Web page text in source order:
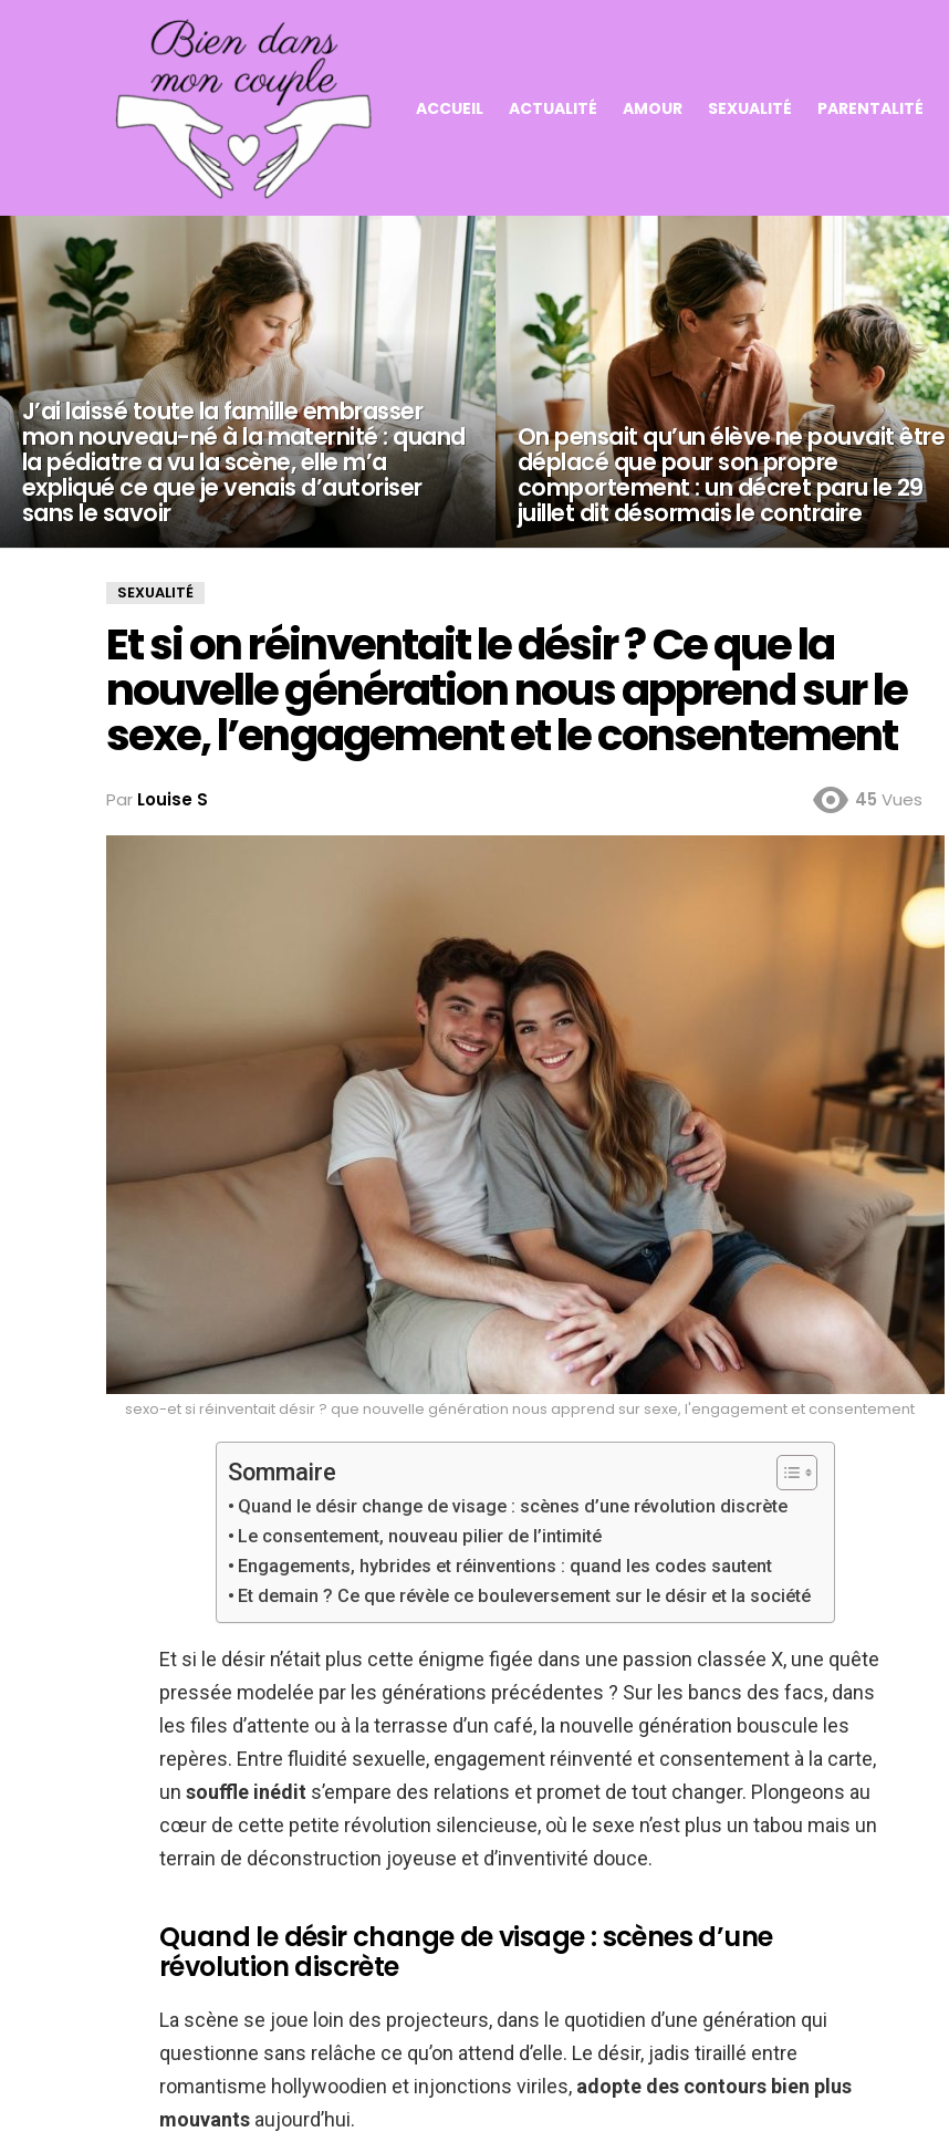
ACCUEIL ACTUALITÉ AMOUR SEXUALITÉ PARENTALITÉ
NOS
DERNIERS
ARTICLES
J’ai laissé toute la famille embrasser
mon nouveau-né à la maternité : quand
la pédiatre a vu la scène, elle m’a
expliqué ce que je venais d’autoriser
sans le savoir
On pensait qu’un élève ne pouvait être
déplacé que pour son propre
comportement : un décret paru le 29
juillet dit désormais le contraire
SEXUALITÉ
Et si on réinventait le désir ? Ce que la
nouvelle génération nous apprend sur le
sexe, l’engagement et le consentement
Par Louise S 45 Vues
sexo-et si réinventait désir ? que nouvelle génération nous apprend sur sexe, l'engagement et consentement
Sommaire
Quand le désir change de visage : scènes d’une révolution discrète
Le consentement, nouveau pilier de l’intimité
Engagements, hybrides et réinventions : quand les codes sautent
Et demain ? Ce que révèle ce bouleversement sur le désir et la société
Et si le désir n’était plus cette énigme figée dans une passion classée X, une quête
pressée modelée par les générations précédentes ? Sur les bancs des facs, dans
les files d’attente ou à la terrasse d’un café, la nouvelle génération bouscule les
repères. Entre fluidité sexuelle, engagement réinventé et consentement à la carte,
un souffle inédit s’empare des relations et promet de tout changer. Plongeons au
cœur de cette petite révolution silencieuse, où le sexe n’est plus un tabou mais un
terrain de déconstruction joyeuse et d’inventivité douce.
Quand le désir change de visage : scènes d’une
révolution discrète
La scène se joue loin des projecteurs, dans le quotidien d’une génération qui
questionne sans relâche ce qu’on attend d’elle. Le désir, jadis tiraillé entre
romantisme hollywoodien et injonctions viriles, adopte des contours bien plus
mouvants aujourd’hui.